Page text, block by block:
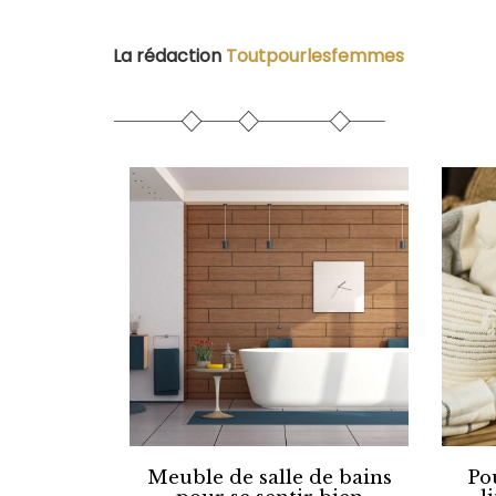
La rédaction Toutpourlesfemmes
Meuble de salle de bains